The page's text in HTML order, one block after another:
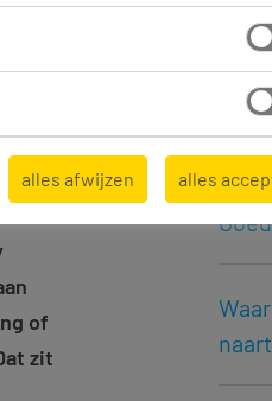
of
zit
alles afwijzen alles